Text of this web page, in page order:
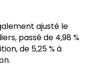
ajusté le
passé de 4,98 %
de 5,25 % à